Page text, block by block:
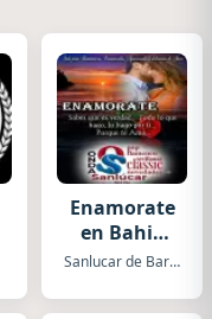
Enamorate
en Bahia
Sur RadioSanlucar de Barrameda